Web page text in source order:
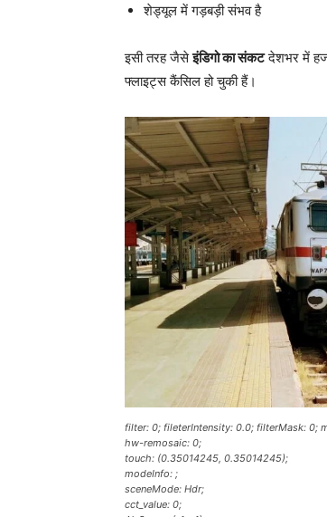
शेड्यूल में गड़बड़ी संभव है
इसी तरह जैसेइंडिगो का संकटदेशभर में
फ्लाइट्स कैंसिल हो चुकी हैं।
filter: 0; fileterIntensity: 0.0; filterMask: 0;
hw-remosaic: 0;
touch: (0.35014245, 0.35014245);
modeInfo: ;
sceneMode: Hdr;
cct_value: 0;